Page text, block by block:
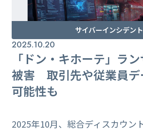
サイバーインシデント
2025.10.20
「ドン・キホーテ」ラ
被害 取引先や従業員デ
可能性も
2025年10月、総合ディスカウン